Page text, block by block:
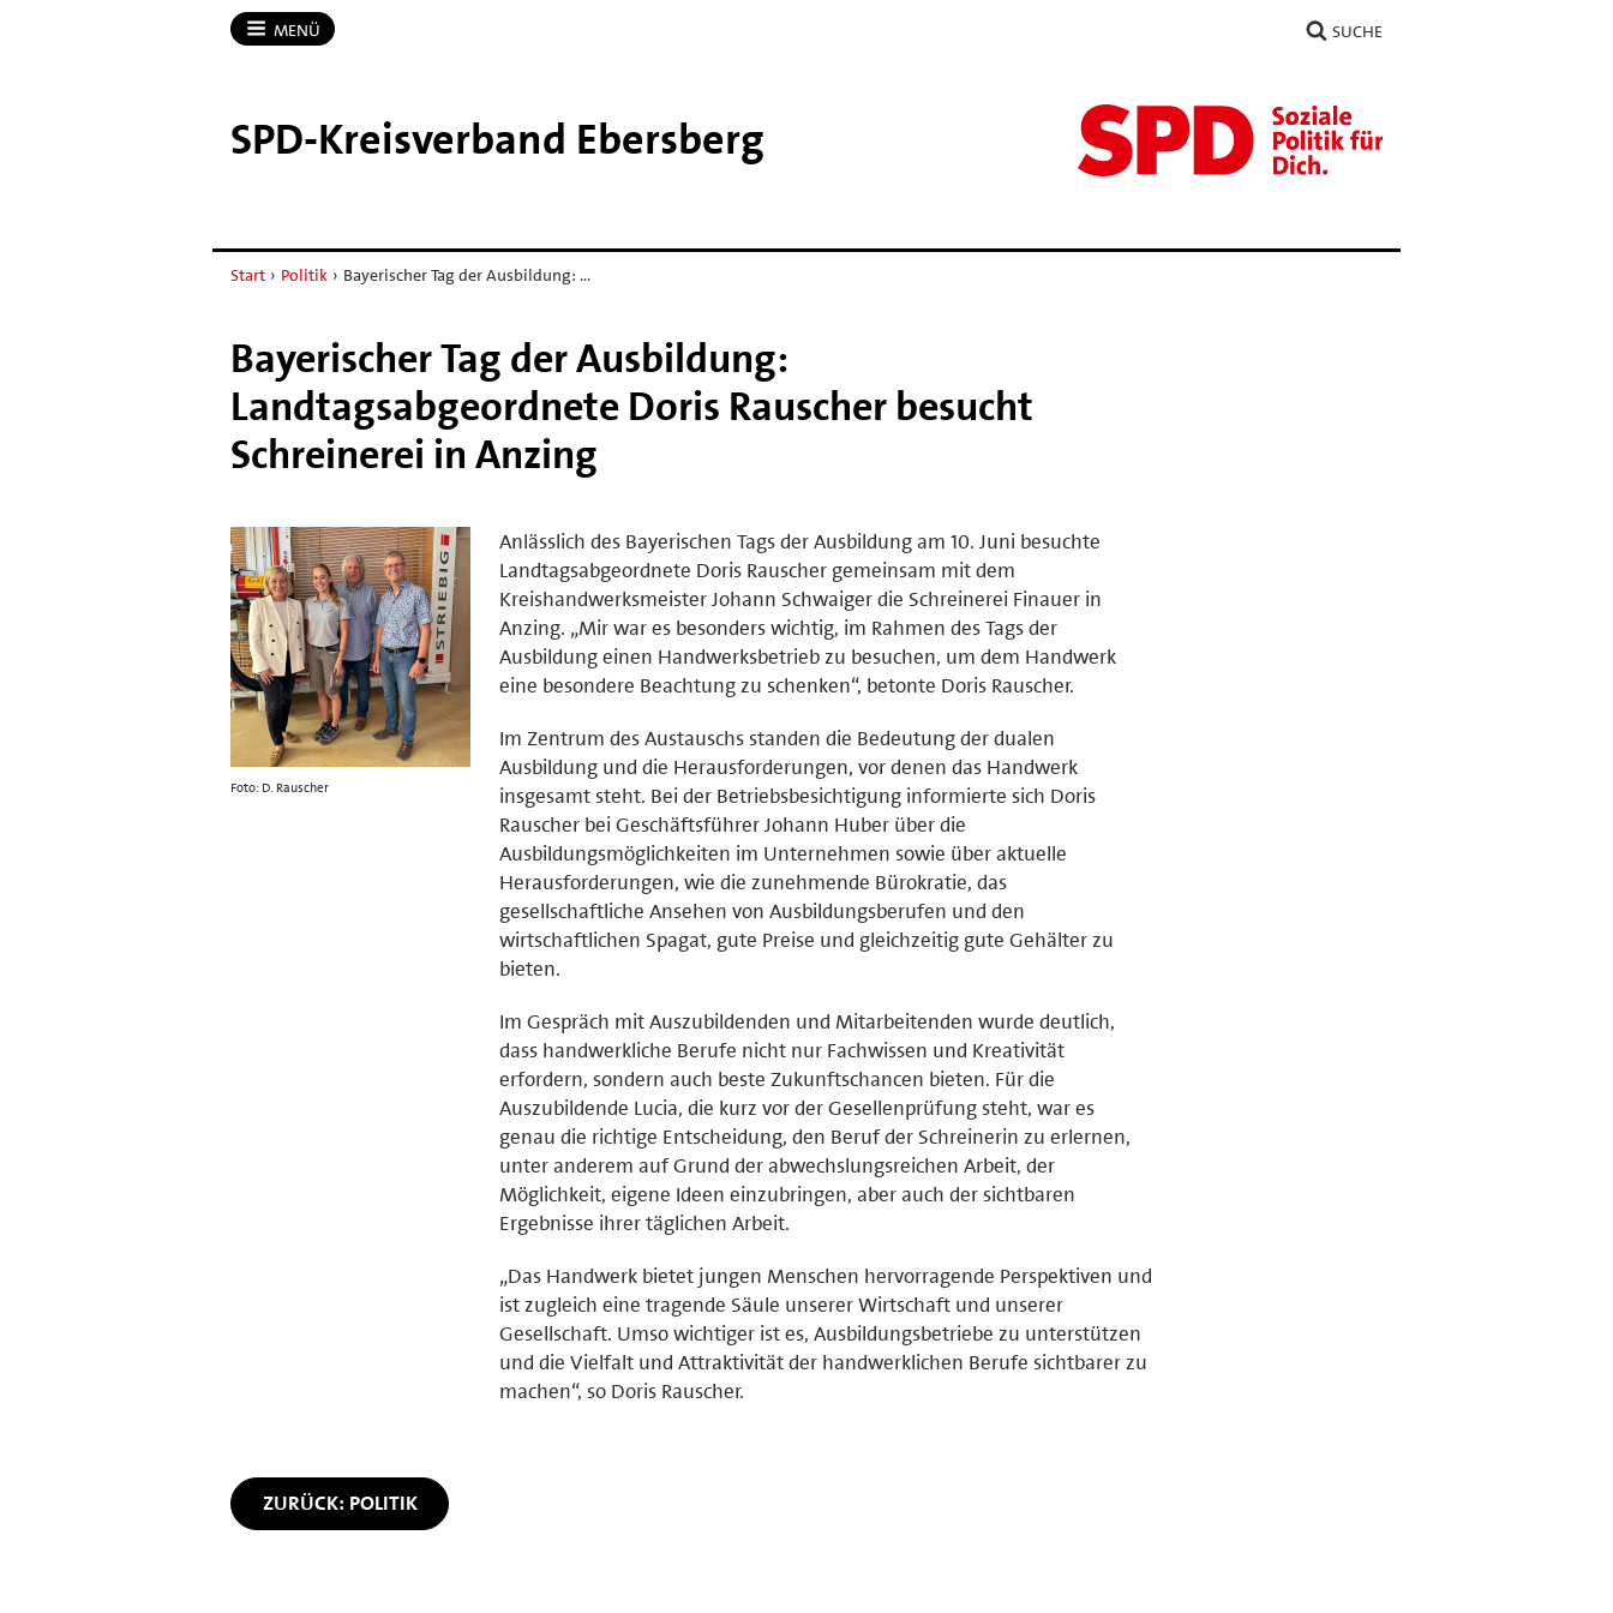
MENÜ SUCHE
SPD-​Kreisverband Ebersberg
Start › Politik › Bayerischer Tag der Ausbildung: …
Bayerischer Tag der Ausbildung:
Landtagsabgeordnete Doris Rauscher besucht
Schreinerei in Anzing
Foto: D. Rauscher
Anlässlich des Bayerischen Tags der Ausbildung am 10. Juni besuchte
Landtagsabgeordnete Doris Rauscher gemeinsam mit dem
Kreishandwerksmeister Johann Schwaiger die Schreinerei Finauer in
Anzing. „Mir war es besonders wichtig, im Rahmen des Tags der
Ausbildung einen Handwerksbetrieb zu besuchen, um dem Handwerk
eine besondere Beachtung zu schenken“, betonte Doris Rauscher.
Im Zentrum des Austauschs standen die Bedeutung der dualen
Ausbildung und die Herausforderungen, vor denen das Handwerk
insgesamt steht. Bei der Betriebsbesichtigung informierte sich Doris
Rauscher bei Geschäftsführer Johann Huber über die
Ausbildungsmöglichkeiten im Unternehmen sowie über aktuelle
Herausforderungen, wie die zunehmende Bürokratie, das
gesellschaftliche Ansehen von Ausbildungsberufen und den
wirtschaftlichen Spagat, gute Preise und gleichzeitig gute Gehälter zu
bieten.
Im Gespräch mit Auszubildenden und Mitarbeitenden wurde deutlich,
dass handwerkliche Berufe nicht nur Fachwissen und Kreativität
erfordern, sondern auch beste Zukunftschancen bieten. Für die
Auszubildende Lucia, die kurz vor der Gesellenprüfung steht, war es
genau die richtige Entscheidung, den Beruf der Schreinerin zu erlernen,
unter anderem auf Grund der abwechslungsreichen Arbeit, der
Möglichkeit, eigene Ideen einzubringen, aber auch der sichtbaren
Ergebnisse ihrer täglichen Arbeit.
„Das Handwerk bietet jungen Menschen hervorragende Perspektiven und
ist zugleich eine tragende Säule unserer Wirtschaft und unserer
Gesellschaft. Umso wichtiger ist es, Ausbildungsbetriebe zu unterstützen
und die Vielfalt und Attraktivität der handwerklichen Berufe sichtbarer zu
machen“, so Doris Rauscher.
ZURÜCK: POLITIK